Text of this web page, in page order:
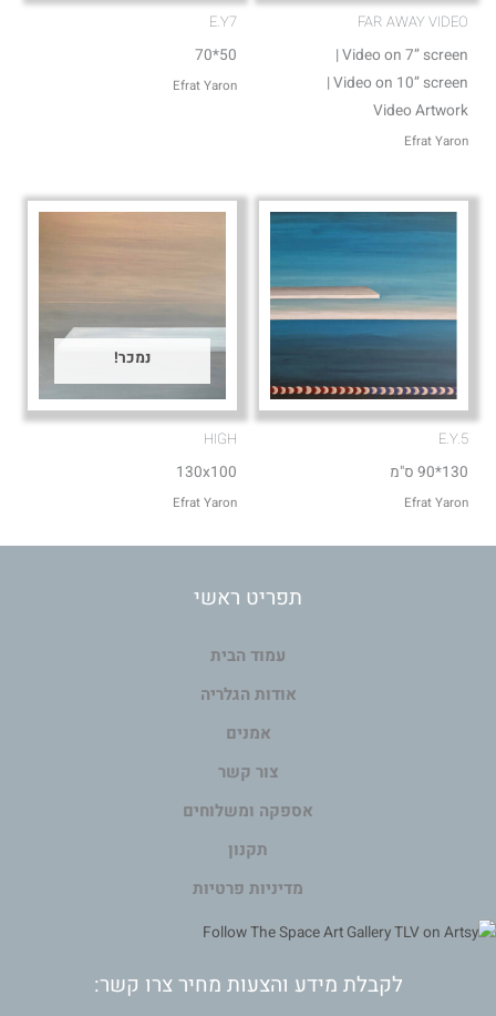
FAR AWAY VIDEO
Video on 7” screen |
Video on 10” screen |
Video Artwork
Efrat Yaron
E.Y7
50*70
Efrat Yaron
E.Y.5
130*90 ס"מ
Efrat Yaron
נמכר!
HIGH
130x100
Efrat Yaron
תפריט ראשי
עמוד הבית
אודות הגלריה
אמנים
צור קשר
אספקה ומשלוחים
תקנון
מדיניות פרטיות
לקבלת מידע והצעות מחיר צרו קשר: